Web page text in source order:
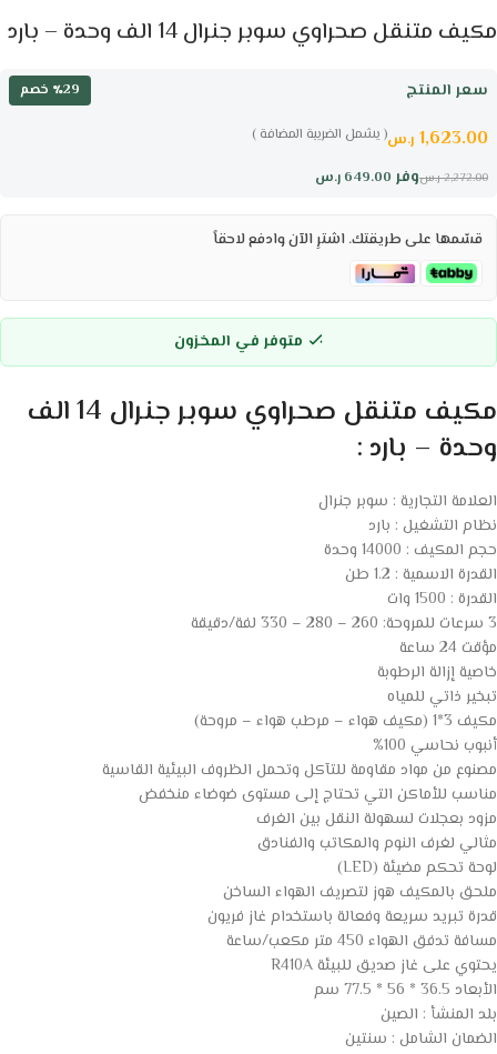
مكيف متنقل صحراوي سوبر جنرال 14 الف وحدة – بارد
سعر المنتج ٪29 خصم
( يشمل الضريبة المضافة ) 1,623.00 ر.س
وفر 649.00 ر.س 2,272.00 ر.س
قسّمها على طريقتك. اشترِ الآن وادفع لاحقاً
متوفر في المخزون
مكيف متنقل صحراوي سوبر جنرال 14 الف
وحدة – بارد :
العلامة التجارية : سوبر جنرال
نظام التشغيل : بارد
حجم المكيف : 14000 وحدة
القدرة الاسمية : 1.2 طن
القدرة : 1500 وات
3 سرعات للمروحة: 260 – 280 – 330 لفة/دقيقة
مؤقت 24 ساعة
خاصية إزالة الرطوبة
تبخير ذاتي للمياه
مكيف 3*1 (مكيف هواء – مرطب هواء – مروحة)
أنبوب نحاسي 100%
مصنوع من مواد مقاومة للتآكل وتحمل الظروف البيئية القاسية
مناسب للأماكن التي تحتاج إلى مستوى ضوضاء منخفض
مزود بعجلات لسهولة النقل بين الغرف
مثالي لغرف النوم والمكاتب والفنادق
لوحة تحكم مضيئة (LED)
ملحق بالمكيف هوز لتصريف الهواء الساخن
قدرة تبريد سريعة وفعالة باستخدام غاز فريون
مسافة تدفق الهواء 450 متر مكعب/ساعة
يحتوي على غاز صديق للبيئة R410A
الأبعاد 36.5 * 56 * 77.5 سم
بلد المنشأ : الصين
الضمان الشامل : سنتين